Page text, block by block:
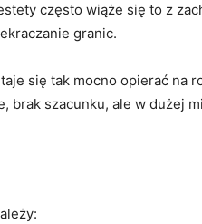
często wiąże się to z
granic.
się tak mocno opierać na
brak szacunku, ale w dużej